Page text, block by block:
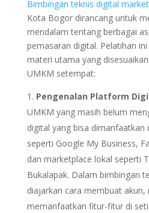
Bimbingan teknis digital
Kota Bogor dirancang untuk
mendalam tentang berbagai
pemasaran digital. Pelatihan
materi utama yang
UMKM setempat:
Pengenalan Platform
UMKM yang masih belum
digital yang bisa dimanfaatkan
seperti Google My Business,
dan marketplace lokal seperti
Bukalapak. Dalam bimbingan
diajarkan cara membuat akun,
memanfaatkan fitur-fitur di